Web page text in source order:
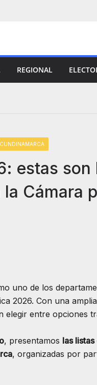
REGIONAL
CUNDINAMARCA
estas
Cámara
uno de los
2026. Con una
elegir entre opciones
, presentamos las
, organizadas por